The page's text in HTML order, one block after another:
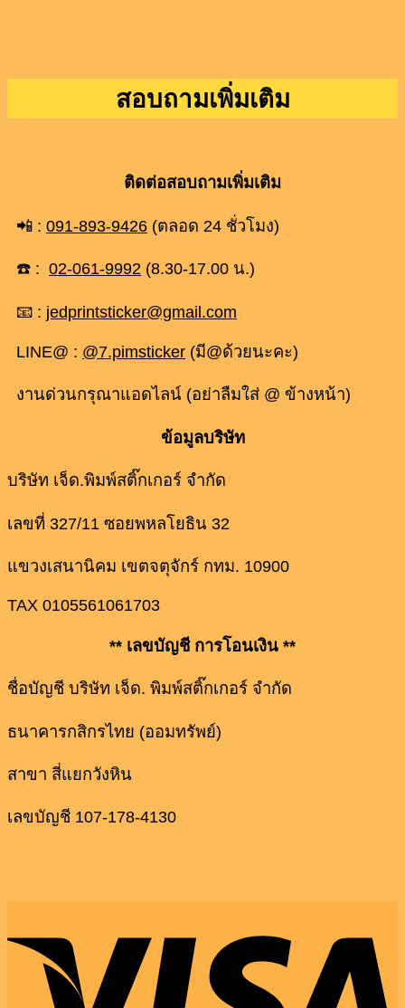
สอบถามเพิ่มเติม
ติดต่อสอบถามเพิ่มเติม
📲 : 091-893-9426 (ตลอด 24 ชั่วโมง)
☎️ : 02-061-9992 (8.30-17.00 น.)
📧 : jedprintsticker@gmail.com
LINE@ : @7.pimsticker (มี@ด้วยนะคะ)
งานด่วนกรุณาแอดไลน์ (อย่าลืมใส่ @ ข้างหน้า)
ข้อมูลบริษัท
บริษัท เจ็ด.พิมพ์สติ๊กเกอร์ จำกัด
เลขที่ 327/11 ซอยพหลโยธิน 32
แขวงเสนานิคม เขตจตุจักร์ กทม. 10900
TAX 0105561061703
** เลขบัญชี การโอนเงิน **
ชื่อบัญชี บริษัท เจ็ด. พิมพ์สติ๊กเกอร์ จำกัด
ธนาคารกสิกรไทย (ออมทรัพย์)
สาขา สี่แยกวังหิน
เลขบัญชี 107-178-4130